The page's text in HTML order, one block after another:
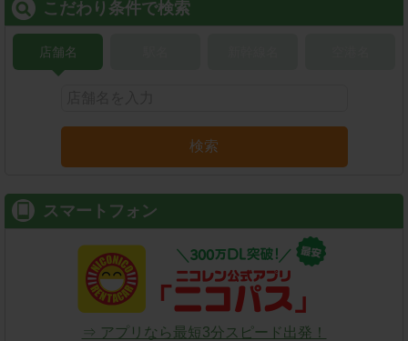
こだわり条件で検索
店舗名
検索
スマートフォン
⇒ アプリなら最短3分スピード出発！